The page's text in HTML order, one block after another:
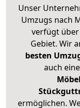
Unser
Umzugs nach
verfügt über
Gebiet. Wir
besten
auch eine
ermöglichen.